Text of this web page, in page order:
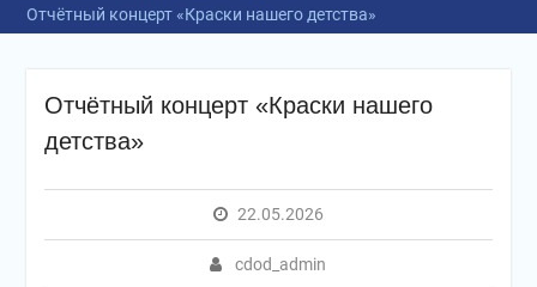
Отчётный концерт «Краски нашего детства»
Отчётный концерт «Краски нашего
детства»
22.05.2026
cdod_admin